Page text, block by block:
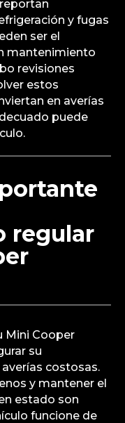
y fugas
ser el
mantenimiento
revisiones
estos
en averías
puede
regular
Mini Cooper
su
costosas.
y mantener el
estado son
funcione de